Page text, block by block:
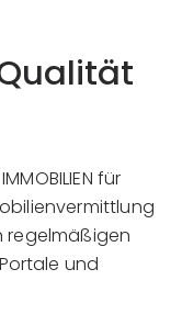
für
regelmäßigen
und